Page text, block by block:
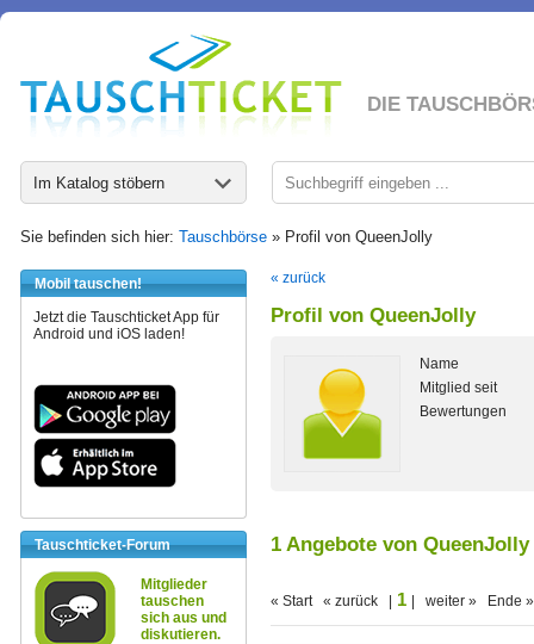
DIE
Im Katalog stöbern
Sie befinden sich hier: Tauschbörse » Profil von QueenJolly
Mobil tauschen!
Jetzt die Tauschticket App für
Android und iOS laden!
Tauschticket-Forum
Mitglieder
tauschen
sich aus und
diskutieren.
« zurück
Profil von QueenJolly
Name
Mitglied seit
Bewertungen
1 Angebote von QueenJolly
« Start « zurück | 1 | weiter » Ende »